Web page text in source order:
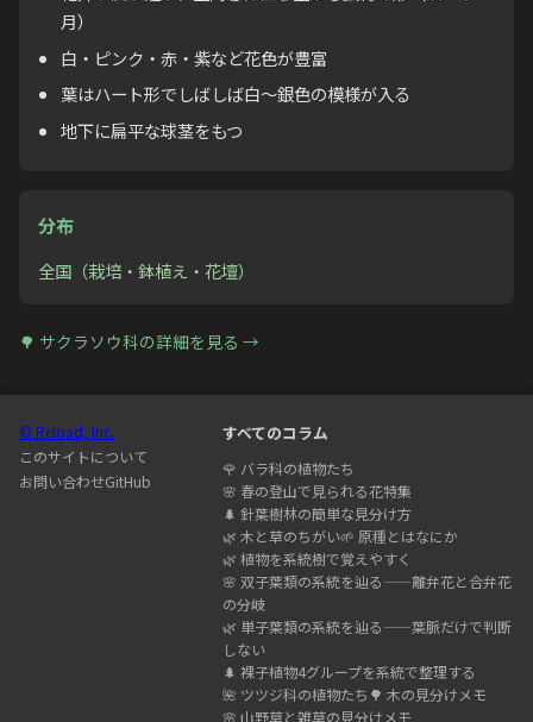
月）
白・ピンク・赤・紫など花色が豊富
葉はハート形でしばしば白〜銀色の模様が入る
地下に扁平な球茎をもつ
分布
全国（栽培・鉢植え・花壇）
🌳 サクラソウ科の詳細を見る →
© Reload, Inc.
このサイトについて
お問い合わせGitHub
すべてのコラム
🌹 バラ科の植物たち
🌸 春の登山で見られる花特集
🌲 針葉樹林の簡単な見分け方
🌿 木と草のちがい🌱 原種とはなにか
🌿 植物を系統樹で覚えやすく
🌸 双子葉類の系統を辿る——離弁花と合弁花
の分岐
🌿 単子葉類の系統を辿る——葉脈だけで判断
しない
🌲 裸子植物4グループを系統で整理する
🌺 ツツジ科の植物たち 🌳 木の見分けメモ
🌸 山野草と雑草の見分けメモ